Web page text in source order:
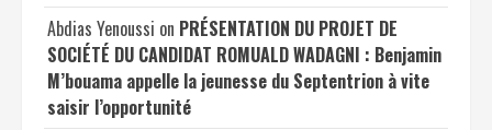
Abdias Yenoussi on PRÉSENTATION DU PROJET DE
SOCIÉTÉ DU CANDIDAT ROMUALD WADAGNI : Benjamin
M’bouama appelle la jeunesse du Septentrion à vite
saisir l’opportunité